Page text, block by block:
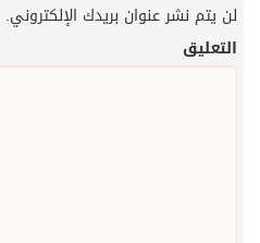
لن يتم نشر عنوان بريدك الإلكتروني.
التعليق